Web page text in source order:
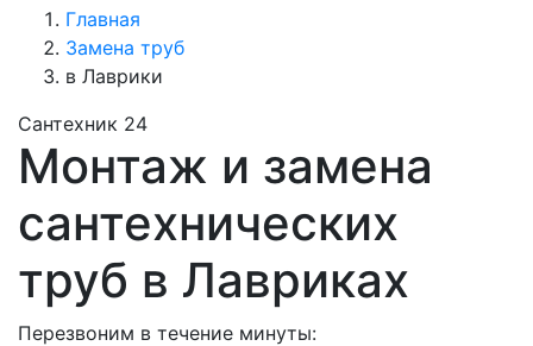
Главная
Замена труб
в Лаврики
Сантехник 24
Монтаж и замена
сантехнических
труб в Лавриках
Перезвоним в течение минуты: